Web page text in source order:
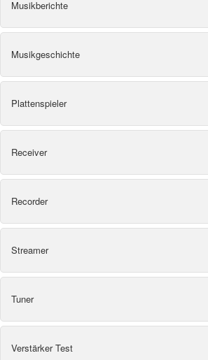
Musikberichte
Musikgeschichte
Plattenspieler
Receiver
Recorder
Streamer
Tuner
Verstärker Test